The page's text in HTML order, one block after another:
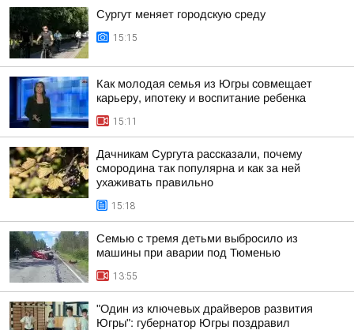
Сургут меняет городскую среду
15:15
Как молодая семья из Югры совмещает
карьеру, ипотеку и воспитание ребенка
15:11
Дачникам Сургута рассказали, почему
смородина так популярна и как за ней
ухаживать правильно
15:18
Семью с тремя детьми выбросило из
машины при аварии под Тюменью
13:55
"Один из ключевых драйверов развития
Югры": губернатор Югры поздравил